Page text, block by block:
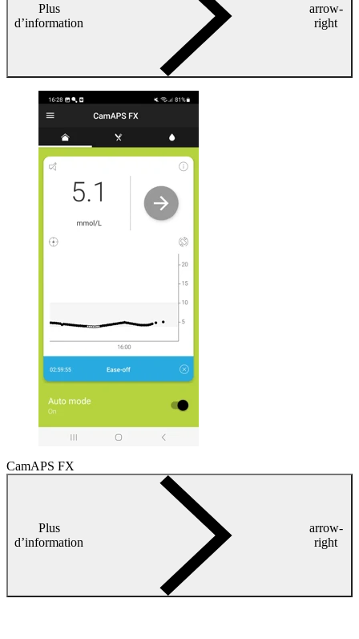
Plus
d’information
arrow-
right
CamAPS FX
Plus
d’information
arrow-
right